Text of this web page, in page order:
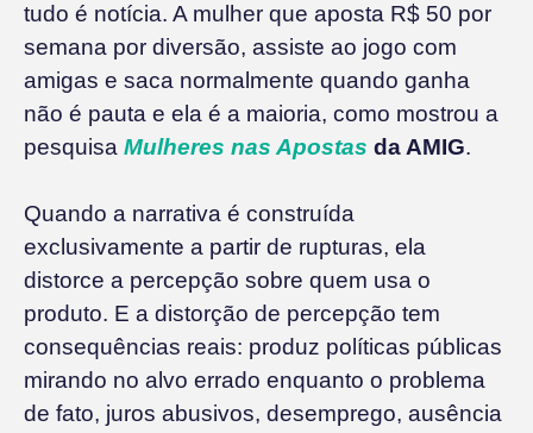
tudo é notícia. A mulher que aposta R$ 50 por
semana por diversão, assiste ao jogo com
amigas e saca normalmente quando ganha
não é pauta e ela é a maioria, como mostrou a
pesquisa Mulheres nas Apostas da AMIG.
Quando a narrativa é construída
exclusivamente a partir de rupturas, ela
distorce a percepção sobre quem usa o
produto. E a distorção de percepção tem
consequências reais: produz políticas públicas
mirando no alvo errado enquanto o problema
de fato, juros abusivos, desemprego, ausência